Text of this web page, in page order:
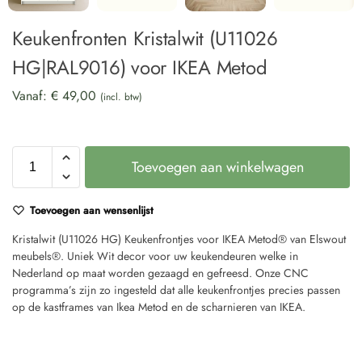
Keukenfronten Kristalwit (U11026
HG|RAL9016) voor IKEA Metod
Vanaf: € 49,00 (incl. btw)
Toevoegen aan winkelwagen
Toevoegen aan wensenlijst
Kristalwit (U11026 HG) Keukenfrontjes voor IKEA Metod® van Elswout
meubels®. Uniek Wit decor voor uw keukendeuren welke in
Nederland op maat worden gezaagd en gefreesd. Onze CNC
programma’s zijn zo ingesteld dat alle keukenfrontjes precies passen
op de kastframes van Ikea Metod en de scharnieren van IKEA.